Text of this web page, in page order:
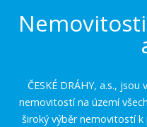
ČESKÉ DRÁHY, a.s.,
nemovitostí na území
široký výběr nemovitostí